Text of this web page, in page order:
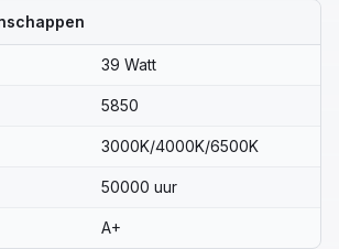
39 Watt
5850
3000K/4000K/6500K
50000 uur
A+